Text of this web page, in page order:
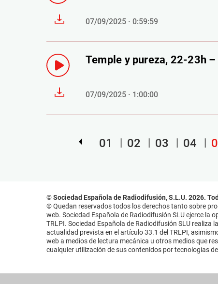
07/09/2025 · 0:59:59
Temple y pureza, 22-23h
07/09/2025 · 1:00:00
01 02 03 04
© Sociedad Española de Radiodifusión, S.L.U. 2026.
© Quedan reservados todos los derechos tanto sobre
web. Sociedad Española de Radiodifusión SLU ejerce la
TRLPI. Sociedad Española de Radiodifusión SLU
actualidad prevista en el artículo 33.1 del TRLPI,
web a medios de lectura mecánica u otros medios que
cualquier utilización de sus contenidos por tecnologías